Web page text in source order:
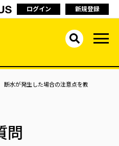
ログイン 新規登録
断水が発生した場合の注意点を教
問